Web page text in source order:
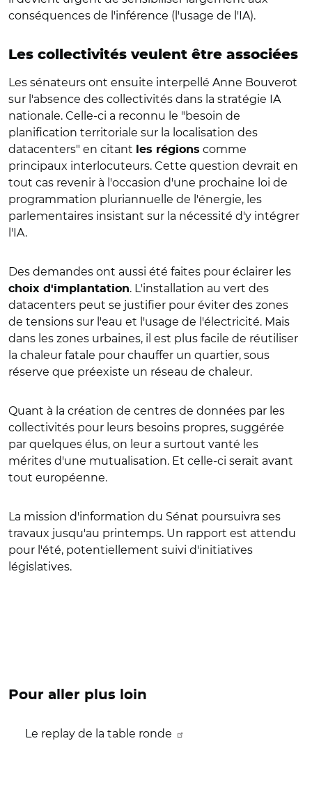
conséquences de l'inférence (l'usage de l'IA).
Les collectivités veulent être associées
Les sénateurs ont ensuite interpellé Anne Bouverot
sur l'absence des collectivités dans la stratégie IA
nationale. Celle-ci a reconnu le "besoin de
planification territoriale sur la localisation des
datacenters" en citant
les régions comme
principaux interlocuteurs. Cette question devrait en
tout cas revenir à l'occasion d'une prochaine loi de
programmation pluriannuelle de l'énergie, les
parlementaires insistant sur la nécessité d'y intégrer
l'IA.
Des demandes ont aussi été faites pour éclairer les
choix d'implantation. L'installation au vert des
datacenters peut se justifier pour éviter des zones
de tensions sur l'eau et l'usage de l'électricité. Mais
dans les zones urbaines, il est plus facile de réutiliser
la chaleur fatale pour chauffer un quartier, sous
réserve que préexiste un réseau de chaleur.
Quant à la création de centres de données par les
collectivités pour leurs besoins propres, suggérée
par quelques élus, on leur a surtout vanté les
mérites d'une mutualisation. Et celle-ci serait avant
tout européenne.
La mission d'information du Sénat poursuivra ses
travaux jusqu'au printemps. Un rapport est attendu
pour l'été, potentiellement suivi d'initiatives
législatives.
Pour aller plus loin
Le replay de la table ronde